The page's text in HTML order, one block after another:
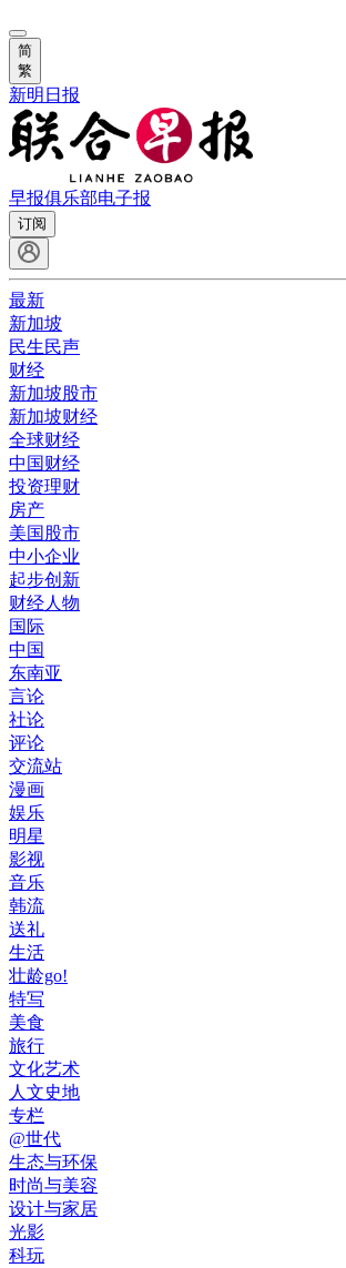
简
繁
新明日报
早报俱乐部电子报
订阅
最新
新加坡
民生民声
财经
新加坡股市
新加坡财经
全球财经
中国财经
投资理财
房产
美国股市
中小企业
起步创新
财经人物
国际
中国
东南亚
言论
社论
评论
交流站
漫画
娱乐
明星
影视
音乐
韩流
送礼
生活
壮龄go!
特写
美食
旅行
文化艺术
人文史地
专栏
@世代
生态与环保
时尚与美容
设计与家居
光影
科玩